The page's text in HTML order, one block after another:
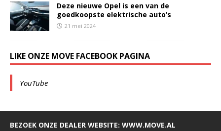
Deze nieuwe Opel is een van de
goedkoopste elektrische auto’s
21 mei 2024
LIKE ONZE MOVE FACEBOOK PAGINA
YouTube
BEZOEK ONZE DEALER WEBSITE: WWW.MOVE.AL